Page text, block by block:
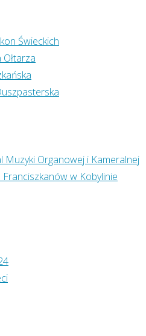
Świeckich
Ołtarza
Muzyki Organowej i Kameralnej
Franciszkanów w Kobylinie
ŚWIĘTA
7:00
8:30
DNI
Pół godziny